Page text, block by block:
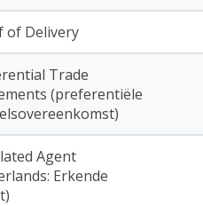
of Delivery
Trade
(preferentiële
Agent
Erkende